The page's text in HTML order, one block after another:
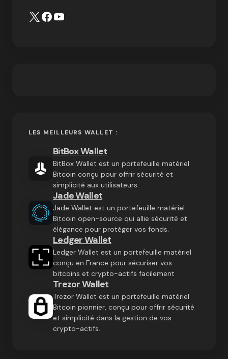
LES MEILLEURS WALLET :
BitBox Wallet
BitBox Wallet est un portefeuille matériel
Bitcoin conçu pour offrir sécurité et
simplicité aux utilisateurs.
Jade Wallet
Jade Wallet est un portefeuille matériel
Bitcoin open-source qui allie sécurité et
élégance pour protéger vos fonds.
Ledger Wallet
Ledger Wallet est un portefeuille matériel
conçu en France pour sécuriser vos
bitcoins et crypto-actifs facilement
Trezor Wallet
Trezor Wallet est un portefeuille matériel
Bitcoin pionnier, conçu pour offrir sécurité
et simplicité dans la gestion de vos
crypto-actifs.